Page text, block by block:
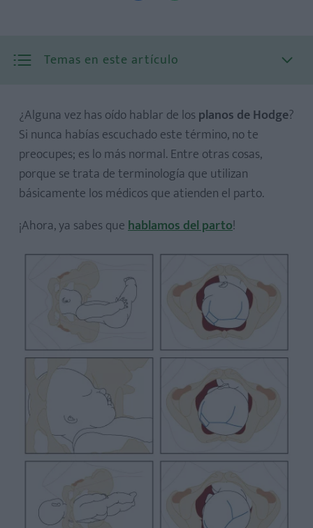
Temas en este artículo
Primer plano de Hodge
Segundo plano de Hodge
¿Alguna vez has oído hablar de los planos de Hodge?
Si nunca habías escuchado este término, no te
preocupes; es lo más normal. Entre otras cosas,
porque se trata de terminología que utilizan
básicamente los médicos que atienden el parto.
¡Ahora, ya sabes quehablamos del parto!